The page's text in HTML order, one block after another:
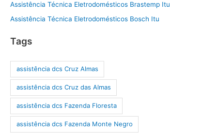
Assistência Técnica Eletrodomésticos Brastemp Itu
Assistência Técnica Eletrodomésticos Bosch Itu
Tags
assistência dcs Cruz Almas
assistência dcs Cruz das Almas
assistência dcs Fazenda Floresta
assistência dcs Fazenda Monte Negro